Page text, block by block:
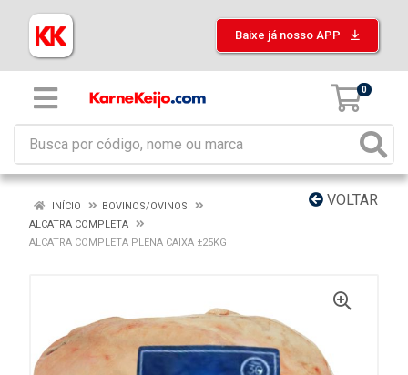
Baixe já nosso APP
0
VOLTAR
INÍCIO
BOVINOS/OVINOS
ALCATRA COMPLETA
ALCATRA COMPLETA PLENA CAIXA ±25KG